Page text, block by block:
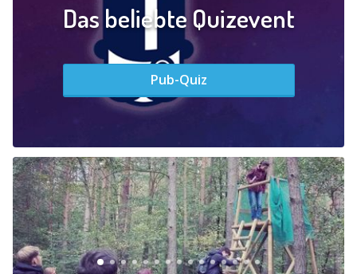
Das beliebte Quizevent
Pub-Quiz